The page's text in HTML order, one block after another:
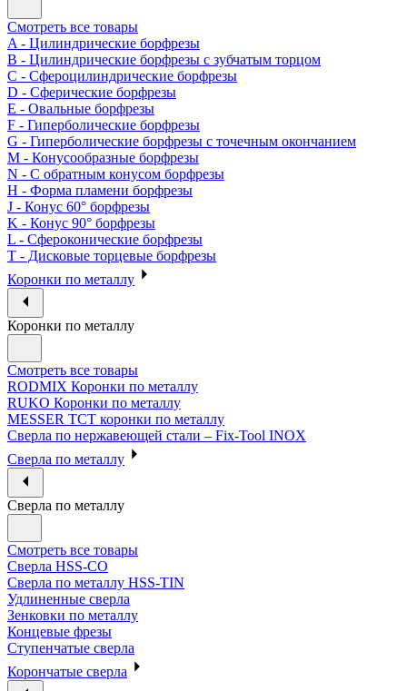
Смотреть все товары
A - Цилиндрические борфрезы
B - Цилиндрические борфрезы с зубчатым торцом
C - Сфероцилиндрические борфрезы
D - Сферические борфрезы
E - Овальные борфрезы
F - Гиперболические борфрезы
G - Гиперболические борфрезы с точечным окончанием
M - Конусообразные борфрезы
N - С обратным конусом борфрезы
H - Форма пламени борфрезы
J - Конус 60° борфрезы
K - Конус 90° борфрезы
L - Сфероконические борфрезы
T - Дисковые торцевые борфрезы
Коронки по металлу
Коронки по металлу
Смотреть все товары
RODMIX Коронки по металлу
RUKO Коронки по металлу
MESSER ТСТ коронки по металлу
Сверла по нержавеющей стали – Fix-Tool INOX
Сверла по металлу
Сверла по металлу
Смотреть все товары
Сверла HSS-CO
Сверла по металлу HSS-TIN
Удлиненные сверла
Зенковки по металлу
Концевые фрезы
Ступенчатые сверла
Корончатые сверла